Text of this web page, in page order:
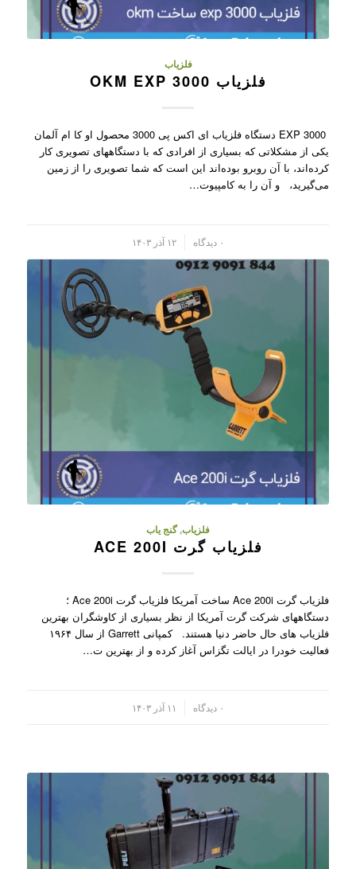
فلزیاب
فلزیاب OKM EXP 3000
EXP 3000 دستگاه فلزیاب ای اکس پی 3000 محصول او کا ام آلمان
یکی از مشکلاتی که بسیاری از افرادی که با دستگاههای تصویری کار
کرده‌اند، با آن روبرو بوده‌اند این است که شما تصویری را از زمین
می‌گیرید، و آن را به کامپیو‌ت…
۰ دیدگاه ۱۲ آذر ۱۴۰۳
فلزیاب,گنج یاب
فلزیاب گرت ACE 200I
فلزیاب گرت Ace 200i ساخت آمریکا فلزیاب گرت Ace 200i ؛
دستگاههای شرکت گرت آمریکا از نظر بسیاری از کاوشگران بهترین
فلزیاب های حال حاضر دنیا هستند. کمپانی Garrett از سال ۱۹۶۴
فعالیت خودرا در ایالت تگزاس آغاز کرده و از بهترین ت…
۰ دیدگاه ۱۱ آذر ۱۴۰۳